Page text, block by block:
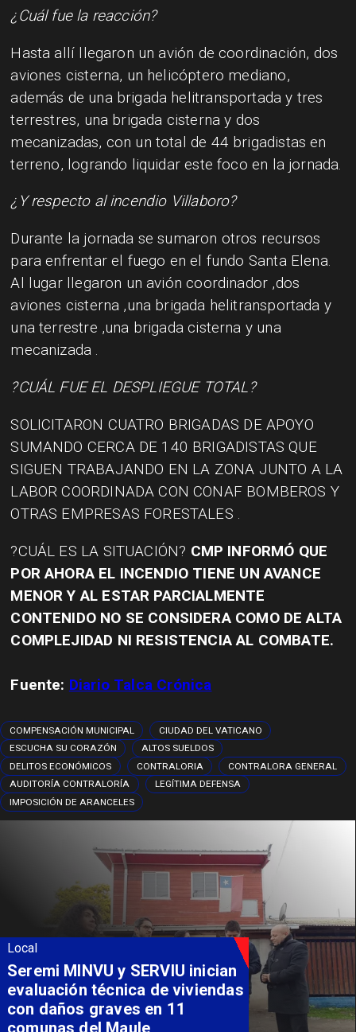
¿Cuál fue la reacción?
Hasta allí llegaron un avión de coordinación, dos
aviones cisterna, un helicóptero mediano,
además de una brigada helitransportada y tres
terrestres, una brigada cisterna y dos
mecanizadas, con un total de 44 brigadistas en
terreno, logrando liquidar este foco en la jornada.
¿Y respecto al incendio Villaboro?
Durante la jornada se sumaron otros recursos
para enfrentar el fuego en el fundo Santa Elena.
Al lugar llegaron un avión coordinador ,dos
aviones cisterna ,una brigada helitransportada y
una terrestre ,una brigada cisterna y una
mecanizada .
?CUÁL FUE EL DESPLIEGUE TOTAL?
SOLICITARON CUATRO BRIGADAS DE APOYO
SUMANDO CERCA DE 140 BRIGADISTAS QUE
SIGUEN TRABAJANDO EN LA ZONA JUNTO A LA
LABOR COORDINADA CON CONAF BOMBEROS Y
OTRAS EMPRESAS FORESTALES .
?CUÁL ES LA SITUACIÓN? CMP INFORMÓ QUE
POR AHORA EL INCENDIO TIENE UN AVANCE
MENOR Y AL ESTAR PARCIALMENTE
CONTENIDO NO SE CONSIDERA COMO DE ALTA
COMPLEJIDAD NI RESISTENCIA AL COMBATE.
Fuente: Diario Talca Crónica
COMPENSACIÓN MUNICIPAL
CIUDAD DEL VATICANO
ESCUCHA SU CORAZÓN
ALTOS SUELDOS
DELITOS ECONÓMICOS
CONTRALORIA
CONTRALORA GENERAL
AUDITORÍA CONTRALORÍA
LEGÍTIMA DEFENSA
IMPOSICIÓN DE ARANCELES
Local
Fondo Orasmi entrega apoyo a
familia de Romeral para
costear alimentación
especializada de niño con